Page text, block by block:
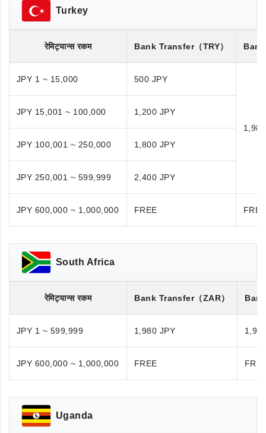
Turkey
रेमिट्यान्स रकम Bank Transfer（TRY）
JPY 1 ~ 15,000 500 JPY
JPY 15,001 ~ 100,000 1,200 JPY
JPY 100,001 ~ 250,000 1,800 JPY
JPY 250,001 ~ 599,999 2,400 JPY
JPY 600,000 ~ 1,000,000 FREE FREE
South Africa
रेमिट्यान्स रकम Bank Transfer（ZAR）
JPY 1 ~ 599,999 1,980 JPY
JPY 600,000 ~ 1,000,000 FREE
Uganda